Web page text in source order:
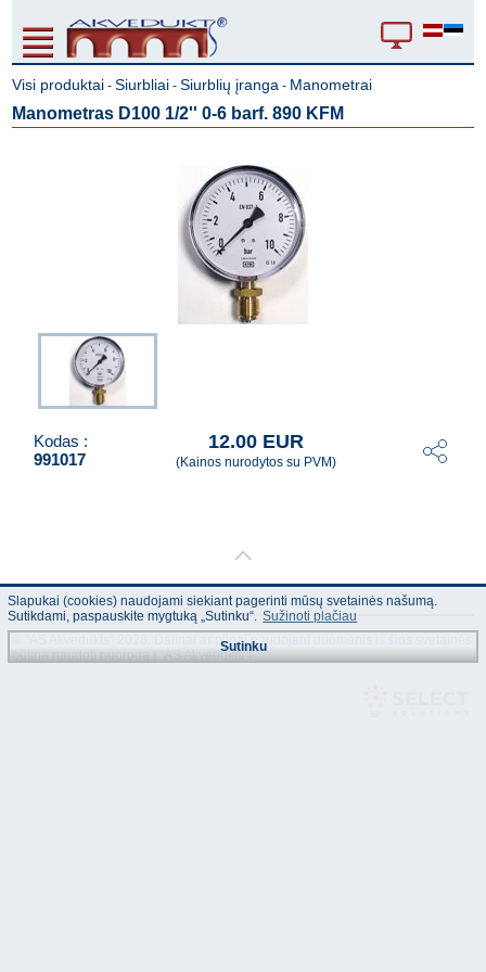
Visi produktai -Siurbliai -Siurblių įranga - Manometrai
Manometras D100 1/2'' 0-6 barf. 890 KFM
Kodas :
991017
12.00 EUR
(Kainos nurodytos su PVM)
© "AS Akvedukts" 2026. Dalinai ar pilnai naudojant duomenis iš šios svetainės
būtina naudoti nuorodą Į "AS Akvedukts"!
Slapukai (cookies) naudojami siekiant pagerinti mūsų svetainės našumą.
Sutikdami, paspauskite mygtuką „Sutinku“. Sužinoti plačiau
Sutinku